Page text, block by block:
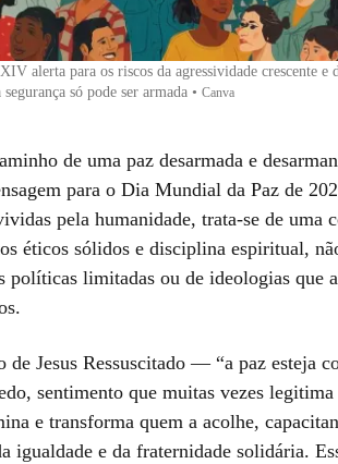
alerta para os riscos da agressividade crescente
só pode ser armada • Canva
de uma paz desarmada e
para o Dia Mundial da Paz de
pela humanidade, trata-se de uma
éticos sólidos e disciplina espiritual,
políticas limitadas ou de ideologias que
de Jesus Ressuscitado — “a paz esteja
sentimento que muitas vezes
e transforma quem a acolhe,
igualdade e da fraternidade solidária.